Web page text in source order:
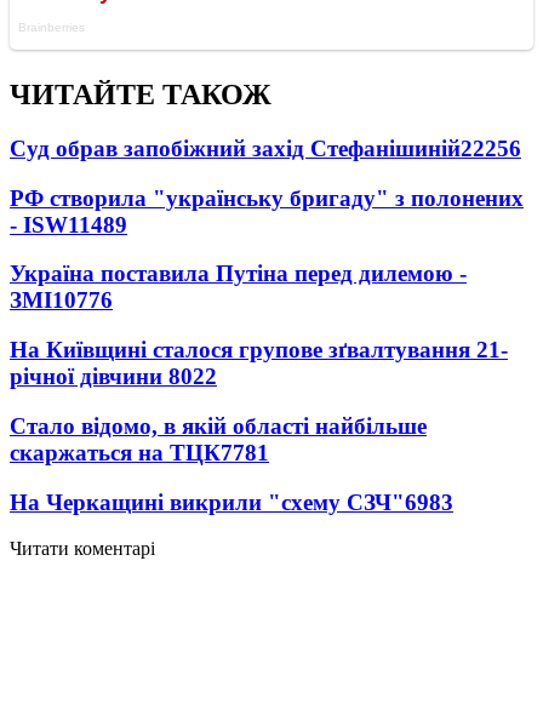
ЧИТАЙТЕ ТАКОЖ
Суд обрав запобіжний захід Стефанішиній22256
РФ створила "українську бригаду" з полонених
- ISW11489
Україна поставила Путіна перед дилемою -
ЗМІ10776
На Київщині сталося групове зґвалтування 21-
річної дівчини 8022
Стало відомо, в якій області найбільше
скаржаться на ТЦК7781
На Черкащині викрили "схему СЗЧ"6983
Читати коментарі